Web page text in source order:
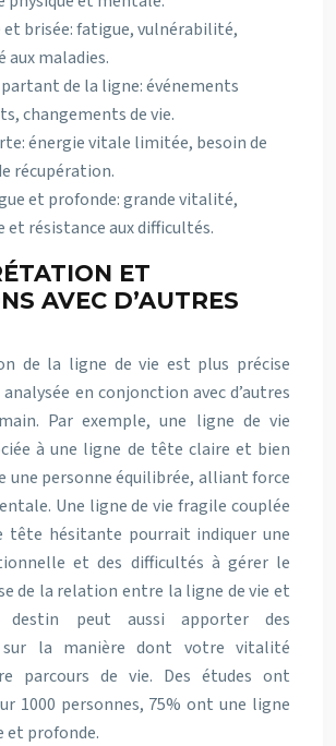
et brisée: fatigue, vulnérabilité,
maladies.
de la ligne: événements
changements de vie.
énergie vitale limitée, besoin de
récupération.
et profonde: grande vitalité,
et résistance aux difficultés.
ET
AVEC D’AUTRES
de la ligne de vie est plus précise
en conjonction avec d’autres
Par exemple, une ligne de vie
à une ligne de tête claire et bien
une personne équilibrée, alliant force
Une ligne de vie fragile couplée
tête hésitante pourrait indiquer une
et des difficultés à gérer le
de la relation entre la ligne de vie et
peut aussi apporter des
sur la manière dont votre vitalité
parcours de vie. Des études ont
1000 personnes, 75% ont une ligne
et profonde.